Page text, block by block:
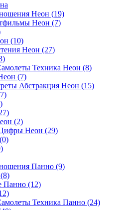
Неон (19)
Неон (7)
(10)
Неон (27)
Техника Неон (8)
(7)
Абстракция Неон (15)
(2)
Неон (29)
Панно (9)
Панно (12)
Техника Панно (24)